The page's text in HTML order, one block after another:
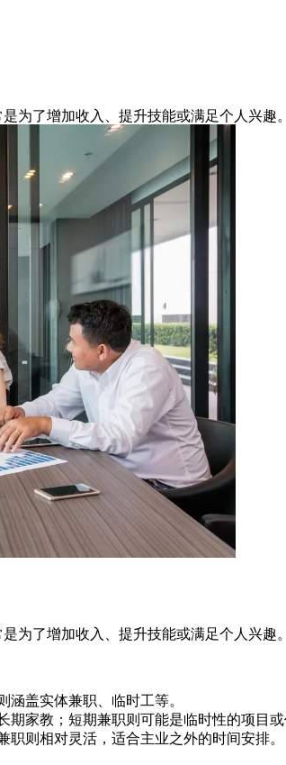
为了增加收入、提升技能或满足个人兴趣
为了增加收入、提升技能或满足个人兴趣
涵盖实体兼职、临时工等。
期家教；短期兼职则可能是临时性的项目或
职则相对灵活，适合主业之外的时间安排。